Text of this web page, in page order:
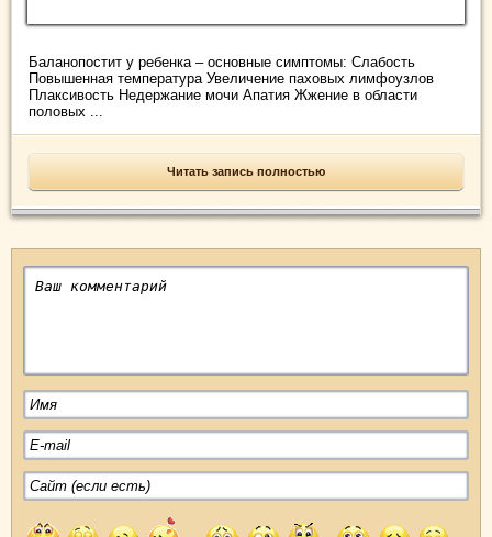
Баланопостит у ребенка – основные симптомы: Слабость
Повышенная температура Увеличение паховых лимфоузлов
Плаксивость Недержание мочи Апатия Жжение в области
половых ...
Читать запись полностью